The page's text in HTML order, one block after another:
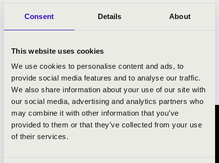
Consent Details About
This website uses cookies
We use cookies to personalise content and ads, to
provide social media features and to analyse our traffic.
We also share information about your use of our site with
our social media, advertising and analytics partners who
may combine it with other information that you’ve
provided to them or that they’ve collected from your use
of their services.
információt megtalál a fellépőkről, a helyszínekről és az
időpontokról.
📅Csatlakozzon hozzánk május 23-án, és élje át az
Aftermovie az elmúlt 5 évből